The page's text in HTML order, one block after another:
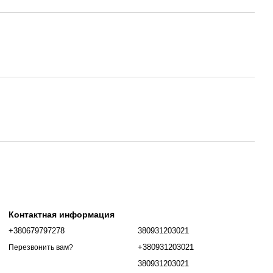
Контактная информация
+380679797278
Перезвонить вам?
380931203021
+380931203021
380931203021